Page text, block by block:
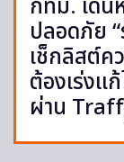
กทม. เดิน
ปลอดภัย
เช็กลิสต์ค
ต้องเร่งแ
ผ่าน